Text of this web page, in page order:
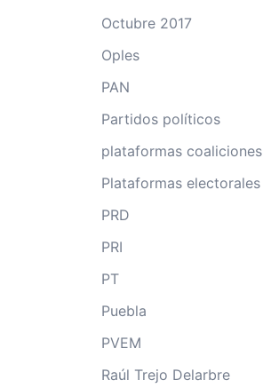
Octubre 2017
Oples
PAN
Partidos políticos
plataformas coaliciones
Plataformas electorales
PRD
PRI
PT
Puebla
PVEM
Raúl Trejo Delarbre